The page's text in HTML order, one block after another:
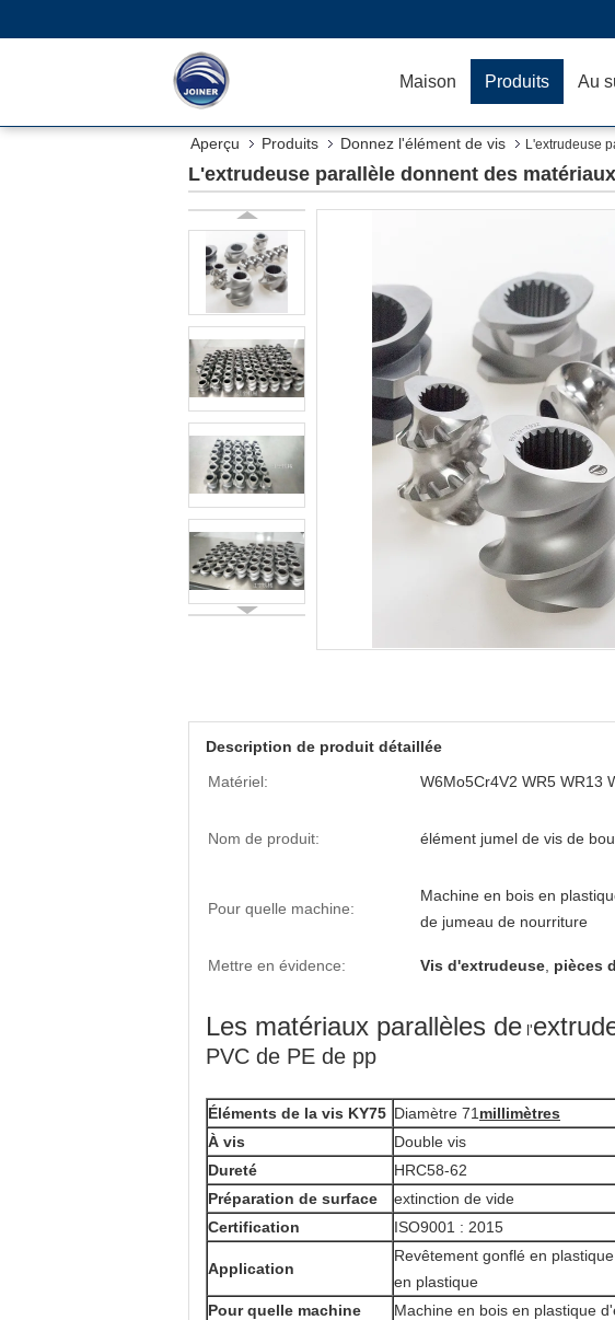
Maison Produits Au
Aperçu Produits Donnez l'élément de vis L'extrudeuse
L'extrudeuse parallèle donnent des
Description de produit détaillée
Matériel:
W6Mo5Cr4V2 WR5 WR13
Nom de produit: élément jumel de vis de
Pour quelle machine:
Machine en bois en
de jumeau de nourriture
Mettre en évidence: Vis d'extrudeuse pièces
Les matériaux parallèles de l'
PVC de PE de pp
Éléments de la vis KY75 Diamètre 71 millimètres
À vis
Double vis
Dureté
HRC58-62
Préparation de surface
extinction de vide
Certification
ISO9001 : 2015
Application
Revêtement gonflé en
en plastique
Pour quelle machine
Machine en bois en plastique